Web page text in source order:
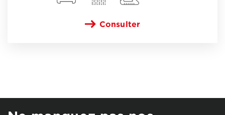
Consulter